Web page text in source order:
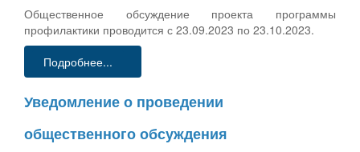
Общественное обсуждение проекта программы
профилактики проводится с 23.09.2023 по 23.10.2023.
Подробнее...
Уведомление о проведении
общественного обсуждения